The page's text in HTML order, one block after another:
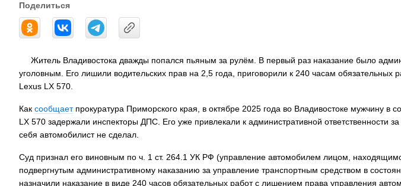
Поделиться
Житель Владивостока дважды попался пьяным за рулём. В первый раз наказание было
уголовным. Его лишили водительских прав на 2,5 года, приговорили к 240 часам обязательных
Lexus LX 570.
Как сообщаетпрокуратура Приморского края, в октябре 2025 года во Владивостоке мужчину в
LX 570 задержали инспекторы ДПС. Его уже привлекали к административной ответственности
себя автомобилист не сделал.
Суд признал его виновным по ч. 1 ст. 264.1 УК РФ (управление автомобилем лицом,
подвергнутым административному наказанию за управление транспортным средством в
назначили наказание в виде 240 часов обязательных работ с лишением права управления